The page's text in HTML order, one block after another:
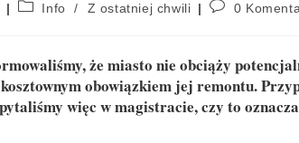
Info / Z ostatniej chwili 0
że miasto nie obciąży
obowiązkiem jej remontu.
więc w magistracie, czy to